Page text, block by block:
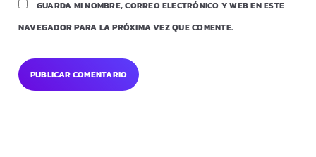
GUARDA MI NOMBRE, CORREO ELECTRÓNICO Y WEB EN ESTE
NAVEGADOR PARA LA PRÓXIMA VEZ QUE COMENTE.